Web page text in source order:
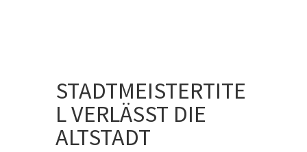
STADTMEISTERTITE
L VERLÄSST DIE
ALTSTADT